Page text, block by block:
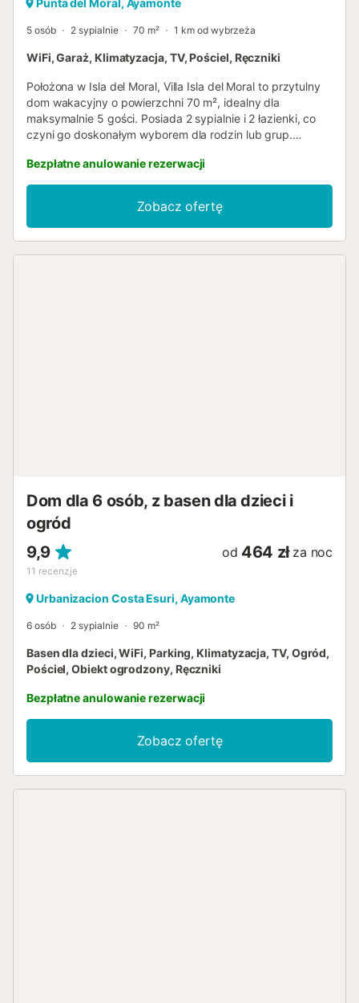
5 osób 2 sypialnie 70 m² 1 km od wybrzeża
WiFi, Garaż, Klimatyzacja, TV, Pościel, Ręczniki
Położona w Isla del Moral, Villa Isla del Moral to przytulny
dom wakacyjny o powierzchni 70 m², idealny dla
maksymalnie 5 gości. Posiada 2 sypialnie i 2 łazienki, co
czyni go doskonałym wyborem dla rodzin lub grup.
łatwo przygotowywać posiłki podczas pobytu. Korzystaj z
szybkiego Wi-Fi do rozmów wideo, telewizora, klimatyzacji
oraz dedykowanego miejsca do pracy dla tych, którzy
potrzebują pracować zdalnie. Jeśli podróżujesz z
niemowlętami, dostępne jest łóżeczko dziecięce. Prywatny
Bezpłatne anulowanie rezerwacji
Zobacz ofertę
Dom dla 6 osób, z basen dla dzieci i
ogród
9,9
11 recenzje
od 464 zł za noc
Urbanizacion Costa Esuri, Ayamonte
6 osób 2 sypialnie 90 m²
Basen dla dzieci, WiFi, Parking, Klimatyzacja, TV, Ogród,
Pościel, Obiekt ogrodzony, Ręczniki
Bezpłatne anulowanie rezerwacji
Zobacz ofertę